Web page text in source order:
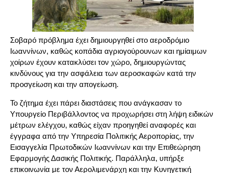
Σοβαρό πρόβλημα έχει δημιουργηθεί στο αεροδρόμιο
Ιωαννίνων, καθώς κοπάδια αγριογούρουνων και ημίαιμων
χοίρων έχουν κατακλύσει τον χώρο, δημιουργώντας
κινδύνους για την ασφάλεια των αεροσκαφών κατά την
προσγείωση και την απογείωση.
Το ζήτημα έχει πάρει διαστάσεις που ανάγκασαν το
Υπουργείο Περιβάλλοντος να προχωρήσει στη λήψη ειδικών
μέτρων ελέγχου, καθώς είχαν προηγηθεί αναφορές και
έγγραφα από την Υπηρεσία Πολιτικής Αεροπορίας, την
Εισαγγελία Πρωτοδικών Ιωαννίνων και την Επιθεώρηση
Εφαρμογής Δασικής Πολιτικής. Παράλληλα, υπήρξε
επικοινωνία με τον Αερολιμενάρχη και την Κυνηγετική